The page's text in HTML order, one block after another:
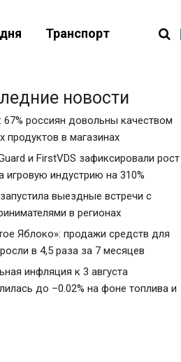
Транспорт
новости
россиян довольны качеством
продуктов в магазинах
и FirstVDS зафиксировали рост
игровую индустрию на 310%
выездные встречи с
в регионах
Яблоко»: продажи средств для
в 4,5 раза за 7 месяцев
инфляция к 3 августа
до –0.02% на фоне топлива и